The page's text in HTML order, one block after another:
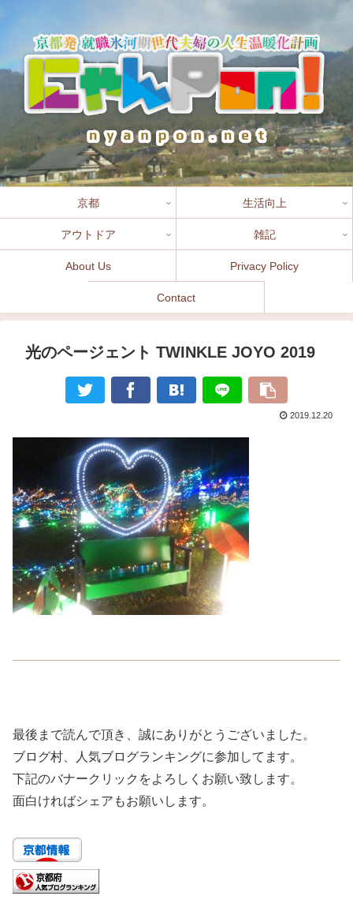
京都 生活向上
アウトドア 雑記
About Us Privacy Policy
Contact
光のページェント TWINKLE JOYO 2019
2019.12.20
最後まで読んで頂き、誠にありがとうございました。
ブログ村、人気ブログランキングに参加してます。
下記のバナークリックをよろしくお願い致します。
面白ければシェアもお願いします。